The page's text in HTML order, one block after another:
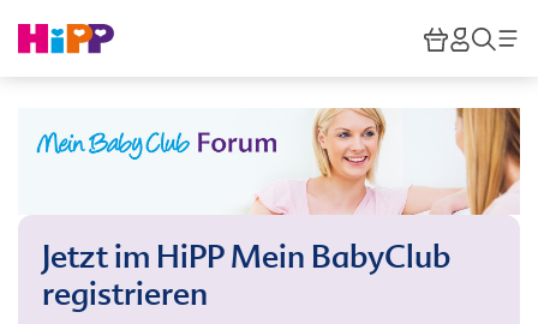
HiPP
Jetzt im HiPP Mein BabyClub
registrieren